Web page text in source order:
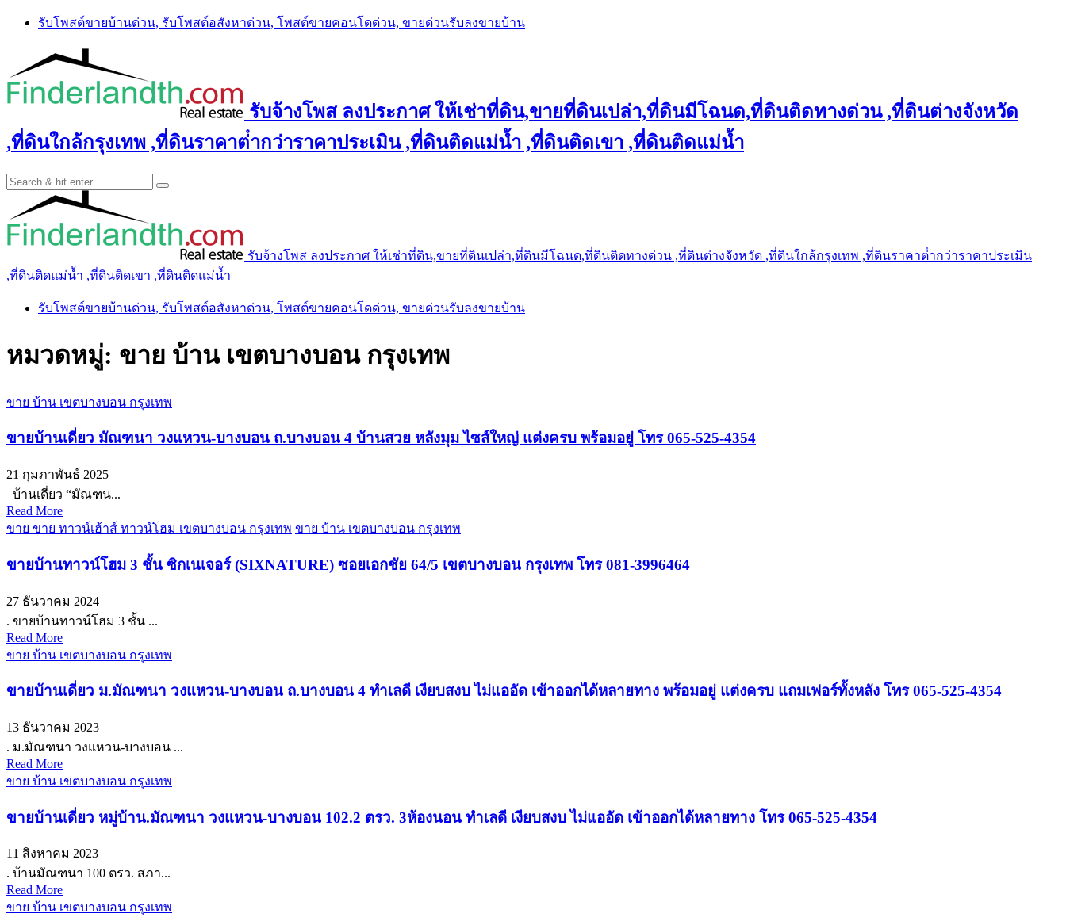
Skip
รับโพสต์ขายบ้านด่วน, รับโพสต์อสังหาด่วน, โพสต์ขายคอนโดด่วน, ขายด่วนรับลงขายบ้าน
รับจ้างโพส ลงประกาศ ให้เช่าที่ดิน,ขายที่ดินเปล่า,ที่ดินมีโฉนด,ที่ดินติดทางด่วน ,ที่ดินต่างจังหวัด
,ที่ดินใกล้กรุงเทพ ,ที่ดินราคาต่ํากว่าราคาประเมิน ,ที่ดินติดแม่น้ำ ,ที่ดินติดเขา ,ที่ดินติดแม่น้ำ
รับจ้างโพส ลงประกาศ ให้เช่าที่ดิน,ขายที่ดินเปล่า,ที่ดินมีโฉนด,ที่ดินติดทางด่วน ,ที่ดินต่างจังหวัด ,ที่ดินใกล้กรุงเทพ ,ที่ดินราคาต่ํากว่าราคาประเมิน
,ที่ดินติดแม่น้ำ ,ที่ดินติดเขา ,ที่ดินติดแม่น้ำ
รับโพสต์ขายบ้านด่วน, รับโพสต์อสังหาด่วน, โพสต์ขายคอนโดด่วน, ขายด่วนรับลงขายบ้าน
หมวดหมู่: ขาย บ้าน เขตบางบอน กรุงเทพ
ขาย บ้าน เขตบางบอน กรุงเทพ
ขายบ้านเดี่ยว มัณฑนา วงแหวน-บางบอน ถ.บางบอน 4 บ้านสวย หลังมุม ไซส์ใหญ่ แต่งครบ พร้อมอยู่ โทร 065-525-4354
21 กุมภาพันธ์ 2025
บ้านเดี่ยว “มัณฑน...
Read More
ขาย ขาย ทาวน์เฮ้าส์ ทาวน์โฮม เขตบางบอน กรุงเทพ ขาย บ้าน เขตบางบอน กรุงเทพ
ขายบ้านทาวน์โฮม 3 ชั้น ซิกเนเจอร์ (SIXNATURE) ซอยเอกชัย 64/5 เขตบางบอน กรุงเทพ โทร 081-3996464
27 ธันวาคม 2024
. ขายบ้านทาวน์โฮม 3 ชั้น ...
Read More
ขาย บ้าน เขตบางบอน กรุงเทพ
ขายบ้านเดี่ยว ม.มัณฑนา วงแหวน-บางบอน ถ.บางบอน 4 ทำเลดี เงียบสงบ ไม่แออัด เข้าออกได้หลายทาง พร้อมอยู่ แต่งครบ แถมเฟอร์ทั้งหลัง โทร 065-525-4354
13 ธันวาคม 2023
. ม.มัณฑนา วงแหวน-บางบอน ...
Read More
ขาย บ้าน เขตบางบอน กรุงเทพ
ขายบ้านเดี่ยว หมู่บ้าน.มัณฑนา วงแหวน-บางบอน 102.2 ตรว. 3ห้องนอน ทำเลดี เงียบสงบ ไม่แออัด เข้าออกได้หลายทาง โทร 065-525-4354
11 สิงหาคม 2023
. บ้านมัณฑนา 100 ตรว. สภา...
Read More
ขาย บ้าน เขตบางบอน กรุงเทพ